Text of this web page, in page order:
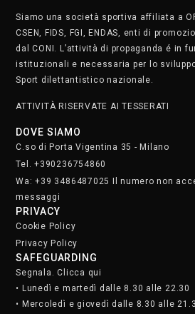
Siamo una società sportiva affiliata a
CSEN, FIDS, FGI, ENDAS, enti di
dal CONI. L’attività di propaganda é in
istituzionali e necessaria per lo
Sport dilettantistico nazionale.
ATTIVITÀ RISERVATE AI TESSERATI
DOVE SIAMO
C.so di Porta Vigentina 35 - Milano
Tel. +390236754860
Wa: +39 3486487025 Il numero non
messaggi
PRIVACY
Cookie Policy
Privacy Policy
SAFEGUARDING
Segnala. Clicca qui
• Lunedì e martedì dalle 8.30 alle 22.30
• Mercoledì e giovedì dalle 8.30 alle